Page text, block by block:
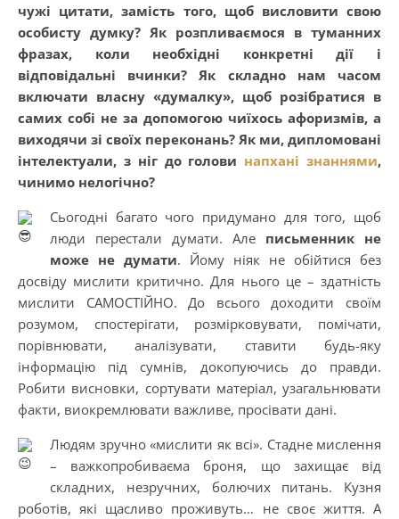
чужі цитати, замість того, щоб висловити свою
особисту думку? Як розпливаємося в туманних
фразах, коли необхідні конкретні дії і
відповідальні вчинки? Як складно нам часом
включати власну «думалку», щоб розібратися в
самих собі не за допомогою чиїхось афоризмів, а
виходячи зі своїх переконань? Як ми, дипломовані
інтелектуали, з ніг до голови напхані знаннями,
чинимо нелогічно?
Сьогодні багато чого придумано для того, щоб
люди перестали думати. Але письменник не
може не думати. Йому ніяк не обійтися без
досвіду мислити критично. Для нього це – здатність
мислити САМОСТІЙНО. До всього доходити своїм
розумом, спостерігати, розмірковувати, помічати,
порівнювати, аналізувати, ставити будь-яку
інформацію під сумнів, докопуючись до правди.
Робити висновки, сортувати матеріал, узагальнювати
факти, виокремлювати важливе, просівати дані.
Людям зручно «мислити як всі». Стадне мислення
– важкопробиваєма броня, що захищає від
складних, незручних, болючих питань. Кузня
роботів, які щасливо проживуть… не своє життя. А